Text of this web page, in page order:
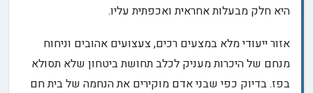
היא חלק מבעלות אחראית ואכפתית עליו.
אזור ייעודי מלא במצעים רכים, צעצועים אהובים וניחוח
מנחם של היכרות מעניק לכלב תחושת ביטחון שלא תסולא
בפז. בדיוק כפי שבני אדם מוקירים את הנחמה של בית חם